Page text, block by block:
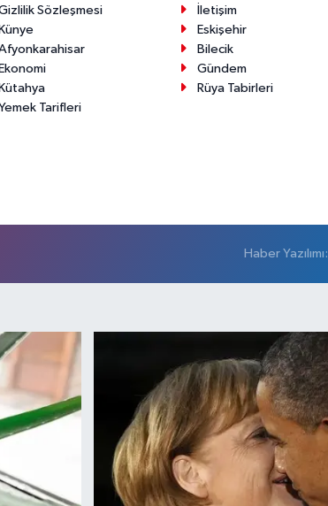
Sözleşmesi
İletişim
Künye
Eskişehir
Bilecik
Ekonomi
Gündem
Kütahya
Rüya Tabirleri
Tarifleri
Haber Yazılımı: